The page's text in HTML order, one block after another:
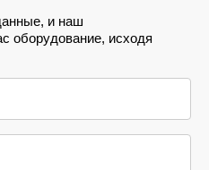
и наш
оборудование, исходя